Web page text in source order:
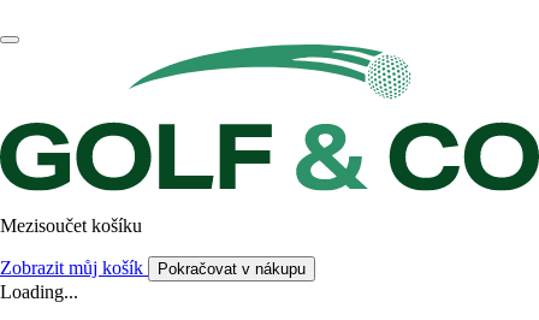
Mezisoučet košíku
Zobrazit můj košík Pokračovat v nákupu
Loading...